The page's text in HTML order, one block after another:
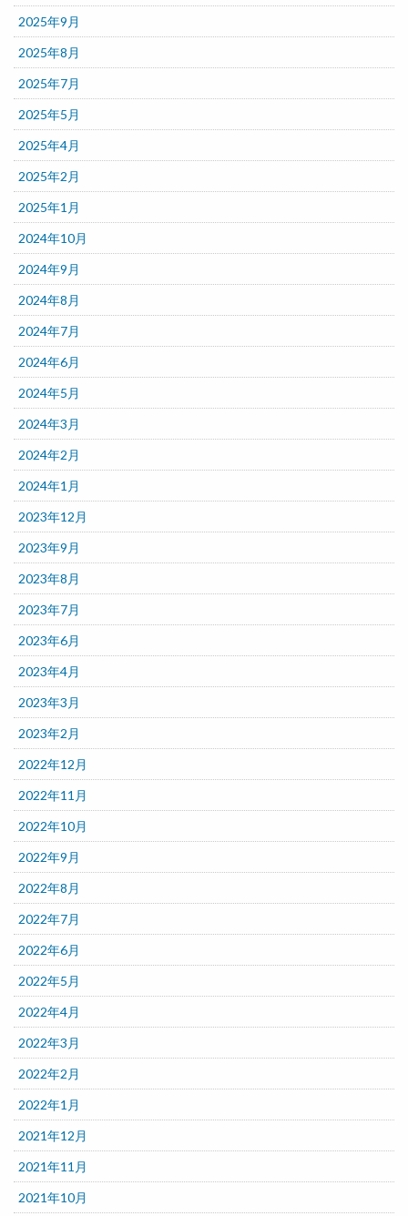
2025年9月
2025年8月
2025年7月
2025年5月
2025年4月
2025年2月
2025年1月
2024年10月
2024年9月
2024年8月
2024年7月
2024年6月
2024年5月
2024年3月
2024年2月
2024年1月
2023年12月
2023年9月
2023年8月
2023年7月
2023年6月
2023年4月
2023年3月
2023年2月
2022年12月
2022年11月
2022年10月
2022年9月
2022年8月
2022年7月
2022年6月
2022年5月
2022年4月
2022年3月
2022年2月
2022年1月
2021年12月
2021年11月
2021年10月